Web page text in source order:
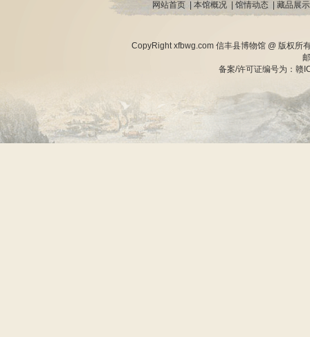
网站首页 本馆概况 馆情动态 藏品展示
CopyRight xfbwg.com 信丰县博物馆 @ 版权所
备案/许可证编号为：赣